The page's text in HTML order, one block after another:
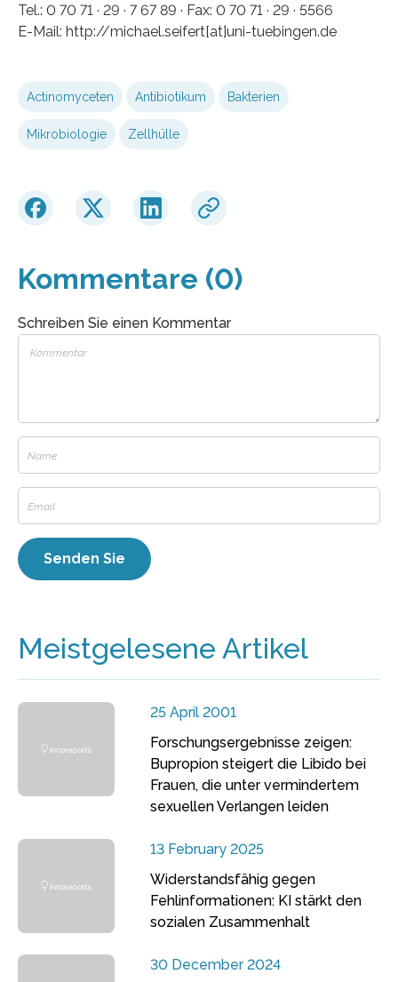
Tel.: 0 70 71 · 29 · 7 67 89 · Fax: 0 70 71 · 29 · 5566
E-Mail: http://michael.seifert[at]uni-tuebingen.de
Actinomyceten Antibiotikum Bakterien
Mikrobiologie Zellhülle
Kommentare (0)
Schreiben Sie einen Kommentar
Meistgelesene Artikel
25 April 2001
Forschungsergebnisse zeigen:
Bupropion steigert die Libido bei
Frauen, die unter vermindertem
sexuellen Verlangen leiden
13 February 2025
Widerstandsfähig gegen
Fehlinformationen: KI stärkt den
sozialen Zusammenhalt
30 December 2024